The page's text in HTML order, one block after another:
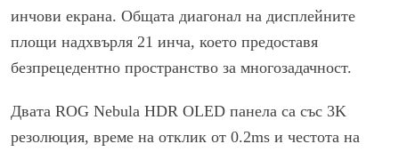
инчови екрана. Общата диагонал на дисплейните
площи надхвърля 21 инча, което предоставя
безпрецедентно пространство за многозадачност.
Двата ROG Nebula HDR OLED панела са със 3K
резолюция, време на отклик от 0.2ms и честота на